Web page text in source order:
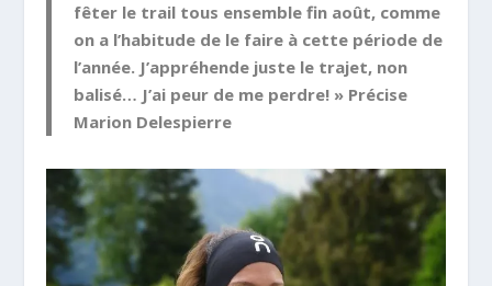
fêter le trail tous ensemble fin août, comme
on a l’habitude de le faire à cette période de
l’année. J’appréhende juste le trajet, non
balisé… J’ai peur de me perdre! » Précise
Marion Delespierre